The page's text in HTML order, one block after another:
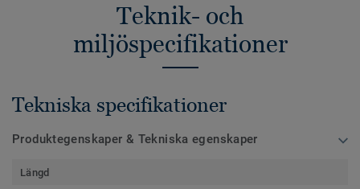
Teknik- och
miljöspecifikationer
Tekniska specifikationer
Produktegenskaper & Tekniska egenskaper
Längd